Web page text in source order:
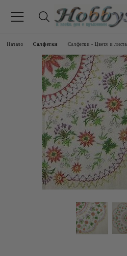
Начало Салфетки Салфетки - Цветя и листа